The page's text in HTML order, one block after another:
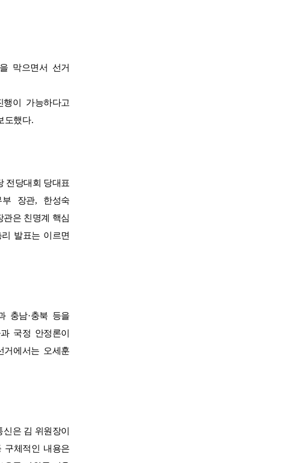
막으면서 선거
이 가능하다고
도했다.
전당대회 당대표
부 장관, 한성숙
관은 친명계 핵심
발표는 이르면
충남·충북 등을
국정 안정론이
거에서는 오세훈
신은 김 위원장이
구체적인 내용은